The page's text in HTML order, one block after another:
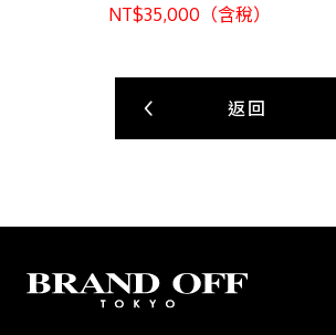
NT$35,000（含稅）
返回